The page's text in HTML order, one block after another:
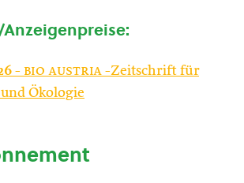
- bio austria -Zeitschrift für
Ökologie